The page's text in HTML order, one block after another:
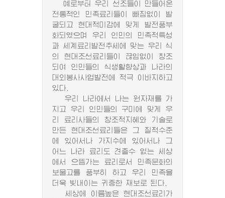
예로부터 우리 선조들이 만들어온
전통적인 민족료리들이 빠짐없이 발
굴되고 현대적미감에 맞게 발전풍부
화되였으며 우리 인민의 민족적특성
과 세계료리발전추세에 맞는 우리 식
의 현대조선료리들이 끊임없이 창조
되여 인민들의 식생활향상과 나라의
대외봉사사업발전에 적극 이바지하고
있다.
우리 나라에서 나는 원자재를 가
지고 우리 인민들의 구미에 맞게 우
리 료리사들의 창조적지혜와 기술로
만든 현대조선료리들은 그 질적수준
에 있어서나 가지수에 있어서나 그
어느 나라 료리도 견줄수 없는 세상
에서 으뜸가는 료리로서 민족문화의
보물고를 풍부히 하고 우리 민족을
더욱 빛내이는 귀중한 재보로 된다.
세상에 이름높은 현대조선료리가